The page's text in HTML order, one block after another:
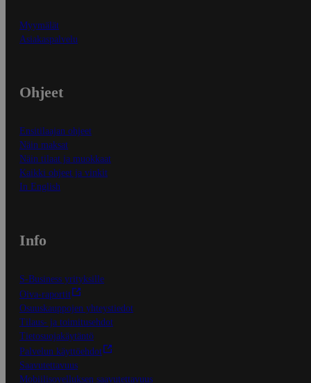
Myymälät
Asiakaspalvelu
Ohjeet
Ensitilaajan ohjeet
Näin maksat
Näin tilaat ja muokkaat
Kaikki ohjeet ja vinkit
In English
Info
S-Business yrityksille
Oiva-raportit
Osuuskauppojen yhteystiedot
Tilaus- ja toimitusehdot
Tietosuojakäytäntö
Palvelun käyttöehdot
Saavutettavuus
Mobiilisovelluksen saavutettavuus